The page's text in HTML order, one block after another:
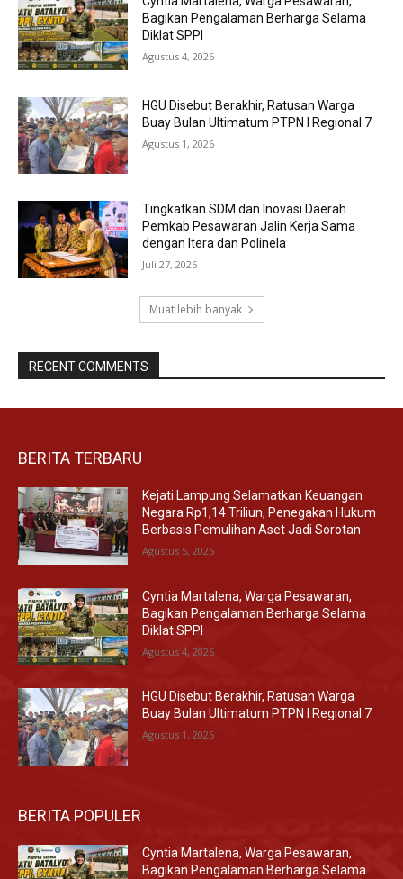
Bagikan Pengalaman Berharga Selama
Diklat SPPI
Agustus 4, 2026
HGU Disebut Berakhir, Ratusan Warga
Buay Bulan Ultimatum PTPN I Regional 7
Agustus 1, 2026
Tingkatkan SDM dan Inovasi Daerah
Pemkab Pesawaran Jalin Kerja Sama
dengan Itera dan Polinela
Juli 27, 2026
Muat lebih banyak
RECENT COMMENTS
BERITA TERBARU
Kejati Lampung Selamatkan Keuangan
Negara Rp1,14 Triliun, Penegakan Hukum
Berbasis Pemulihan Aset Jadi Sorotan
Agustus 5, 2026
Cyntia Martalena, Warga Pesawaran,
Bagikan Pengalaman Berharga Selama
Diklat SPPI
Agustus 4, 2026
HGU Disebut Berakhir, Ratusan Warga
Buay Bulan Ultimatum PTPN I Regional 7
Agustus 1, 2026
BERITA POPULER
Cyntia Martalena, Warga Pesawaran,
Bagikan Pengalaman Berharga Selama